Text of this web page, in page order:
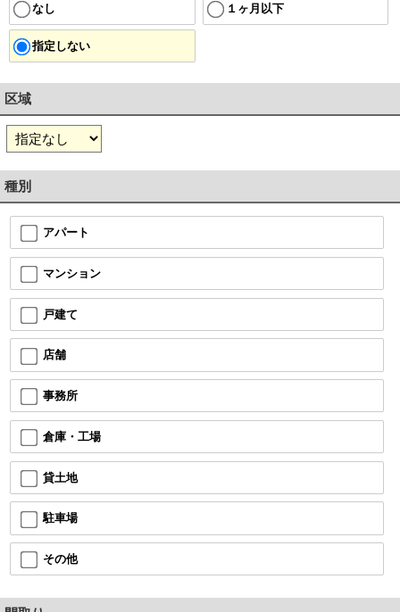
なし １ヶ月以下
指定しない
区域
種別
アパート
マンション
戸建て
店舗
事務所
倉庫・工場
貸土地
駐車場
その他